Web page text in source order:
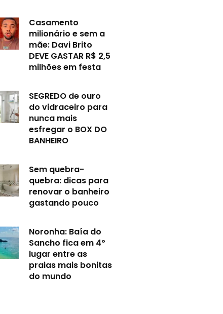
Casamento
milionário e sem a
mãe: Davi Brito
DEVE GASTAR R$ 2,5
milhões em festa
SEGREDO de ouro
do vidraceiro para
nunca mais
esfregar o BOX DO
BANHEIRO
Sem quebra-
quebra: dicas para
renovar o banheiro
gastando pouco
Noronha: Baía do
Sancho fica em 4º
lugar entre as
praias mais bonitas
do mundo